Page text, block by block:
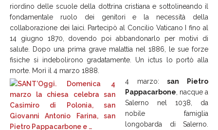
riordino delle scuole della dottrina cristiana e sottolineando il
fondamentale ruolo dei genitori e la necessità della
collaborazione dei laici. Partecipò al Concilio Vaticano I fino al
14 giugno 1870, dovendo poi abbandonarlo per motivi di
salute. Dopo una prima grave malattia nel 1886, le sue forze
fisiche si indebolirono gradatamente. Un ictus lo portò alla
morte. Morì il 4 marzo 1888.
4 marzo:san Pietro
Pappacarbone , nacque a
Salerno nel 1038, da
nobile famiglia
longobarda di Salerno.